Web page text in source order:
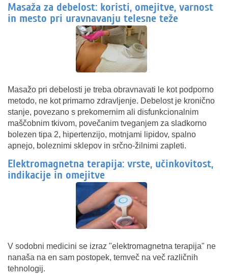
Masaža za debelost: koristi, omejitve, varnost
in mesto pri uravnavanju telesne teže
Masažo pri debelosti je treba obravnavati le kot podporno
metodo, ne kot primarno zdravljenje. Debelost je kronično
stanje, povezano s prekomernim ali disfunkcionalnim
maščobnim tkivom, povečanim tveganjem za sladkorno
bolezen tipa 2, hipertenzijo, motnjami lipidov, spalno
apnejo, boleznimi sklepov in srčno-žilnimi zapleti.
Elektromagnetna terapija: vrste, učinkovitost,
indikacije in omejitve
V sodobni medicini se izraz "elektromagnetna terapija" ne
nanaša na en sam postopek, temveč na več različnih
tehnologij.